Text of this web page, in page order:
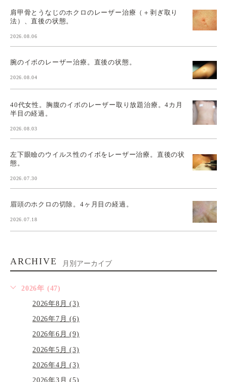
肩甲骨とうなじのホクロのレーザー治療（＋剥ぎ取り
法）、直後の状態。
2026.08.06
腕のイボのレーザー治療。直後の状態。
2026.08.04
40代女性。胸腹のイボのレーザー取り放題治療。4カ月
半目の経過。
2026.08.03
左下眼瞼のウイルス性のイボをレーザー治療。直後の状
態。
2026.07.30
眉頭のホクロの切除。4ヶ月目の経過。
2026.07.18
ARCHIVE 月別アーカイブ
2026年 (47)
2026年8月 (3)
2026年7月 (6)
2026年6月 (9)
2026年5月 (3)
2026年4月 (3)